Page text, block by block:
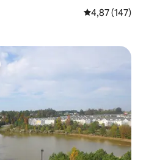
Évaluation
4,87 (147)